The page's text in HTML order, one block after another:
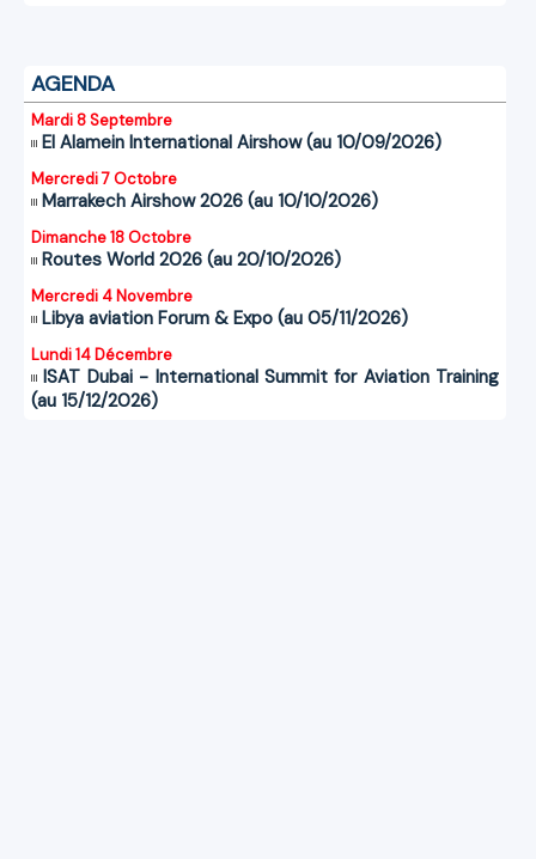
AGENDA
Mardi 8 Septembre
El Alamein International Airshow (au 10/09/2026)
Mercredi 7 Octobre
Marrakech Airshow 2026 (au 10/10/2026)
Dimanche 18 Octobre
Routes World 2026 (au 20/10/2026)
Mercredi 4 Novembre
Libya aviation Forum & Expo (au 05/11/2026)
Lundi 14 Décembre
ISAT Dubai - International Summit for Aviation Training
(au 15/12/2026)